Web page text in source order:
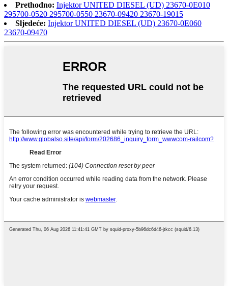
Prethodno: Injektor UNITED DIESEL (UD) 23670-0E010
295700-0520 295700-0550 23670-09420 23670-19015
Sljedeće: Injektor UNITED DIESEL (UD) 23670-0E060
23670-09470